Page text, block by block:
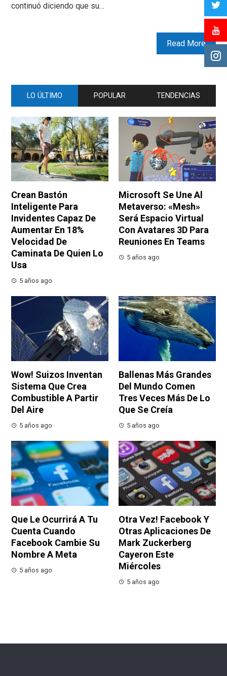
continuó diciendo que su…
Read More
LO ÚLTIMO POPULAR TENDENCIAS
Crean Bastón
Inteligente Para
Invidentes Capaz De
Aumentar En 18%
Velocidad De
Caminata De Quien Lo
Usa
5 años ago
Microsoft Se Une Al
Metaverso: «Mesh»
Será Espacio Virtual
Con Avatares 3D Para
Reuniones En Teams
5 años ago
Wow! Suizos Inventan
Sistema Que Crea
Combustible A Partir
Del Aire
5 años ago
Ballenas Más Grandes
Del Mundo Comen
Tres Veces Más De Lo
Que Se Creía
5 años ago
Que Le Ocurrirá A Tu
Cuenta Cuando
Facebook Cambie Su
Nombre A Meta
5 años ago
Otra Vez! Facebook Y
Otras Aplicaciones De
Mark Zuckerberg
Cayeron Este
Miércoles
5 años ago